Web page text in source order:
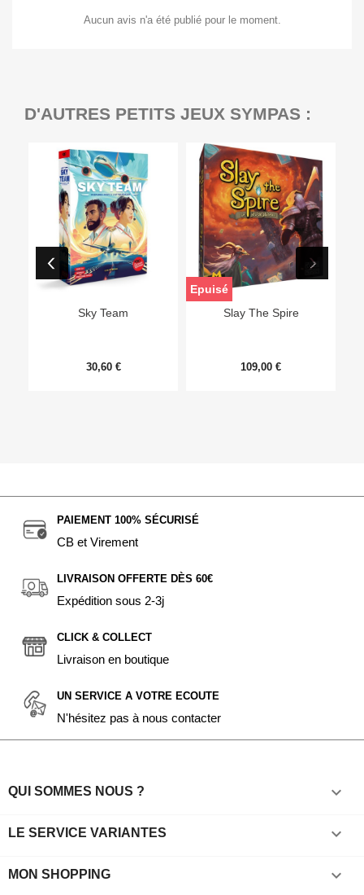
Aucun avis n'a été publié pour le moment.
D'AUTRES PETITS JEUX SYMPAS :
Sky Team
30,60 €
Slay The Spire
109,00 €
Epuisé
PAIEMENT 100% SÉCURISÉ
CB et Virement
LIVRAISON OFFERTE DÈS 60€
Expédition sous 2-3j
CLICK & COLLECT
Livraison en boutique
UN SERVICE A VOTRE ECOUTE
N'hésitez pas à nous contacter
QUI SOMMES NOUS ? 
LE SERVICE VARIANTES 
MON SHOPPING 